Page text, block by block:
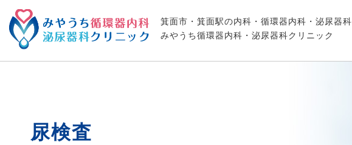
箕面市・箕面駅の内科・循環器内科・泌尿器科
みやうち循環器内科・泌尿器科クリニック
尿検査